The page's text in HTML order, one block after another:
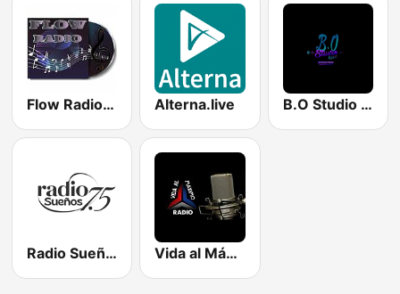
Flow Radio CR Alterna.live B.O Studio Radio
Radio Sueños 7.5 Vida al Máximo Radio